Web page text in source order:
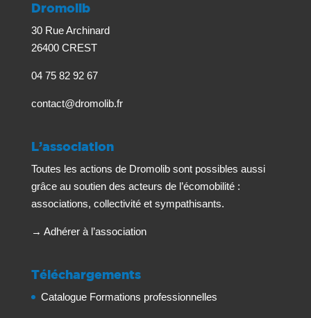
Dromolib
30 Rue Archinard
26400 CREST
04 75 82 92 67
contact@dromolib.fr
L’association
Toutes les actions de Dromolib sont possibles aussi
grâce au soutien des acteurs de l’écomobilité :
associations, collectivité et sympathisants.
→ Adhérer à l’association
Téléchargements
Catalogue Formations professionnelles